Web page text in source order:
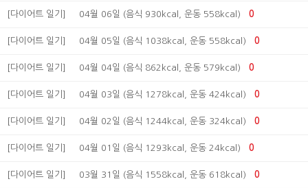
[다이어트 일기] 04월 06일 (음식 930kcal, 운동 558kcal) 0
[다이어트 일기] 04월 05일 (음식 1038kcal, 운동 558kcal) 0
[다이어트 일기] 04월 04일 (음식 862kcal, 운동 579kcal) 0
[다이어트 일기] 04월 03일 (음식 1278kcal, 운동 424kcal) 0
[다이어트 일기] 04월 02일 (음식 1244kcal, 운동 324kcal) 0
[다이어트 일기] 04월 01일 (음식 1293kcal, 운동 24kcal) 0
[다이어트 일기] 03월 31일 (음식 1558kcal, 운동 618kcal) 0